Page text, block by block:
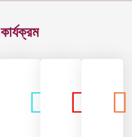
কার্যক্রম